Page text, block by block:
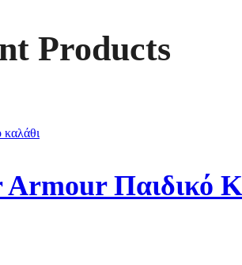
Products
Armour Παιδικό